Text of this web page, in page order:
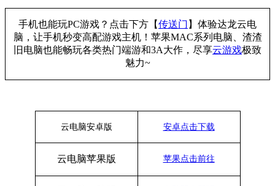
手机也能玩PC游戏？点击下方【传送门 】 体验达龙云电
脑，让手机秒变高配游戏主机！苹果MAC系列电脑、 渣渣
旧电脑也能畅玩各类热门端游和3A大作， 尽享云游戏极致
魅力~
云电脑安卓版 安卓点击下载
云电脑苹果版 苹果点击前往